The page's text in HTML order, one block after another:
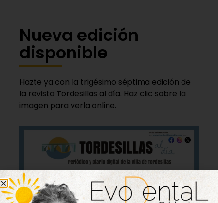
Nueva edición
disponible
Hazte ya con la trigésimo séptima edición de
la revista Tordesillas al día. Haz clic sobre la
imagen para verla online.